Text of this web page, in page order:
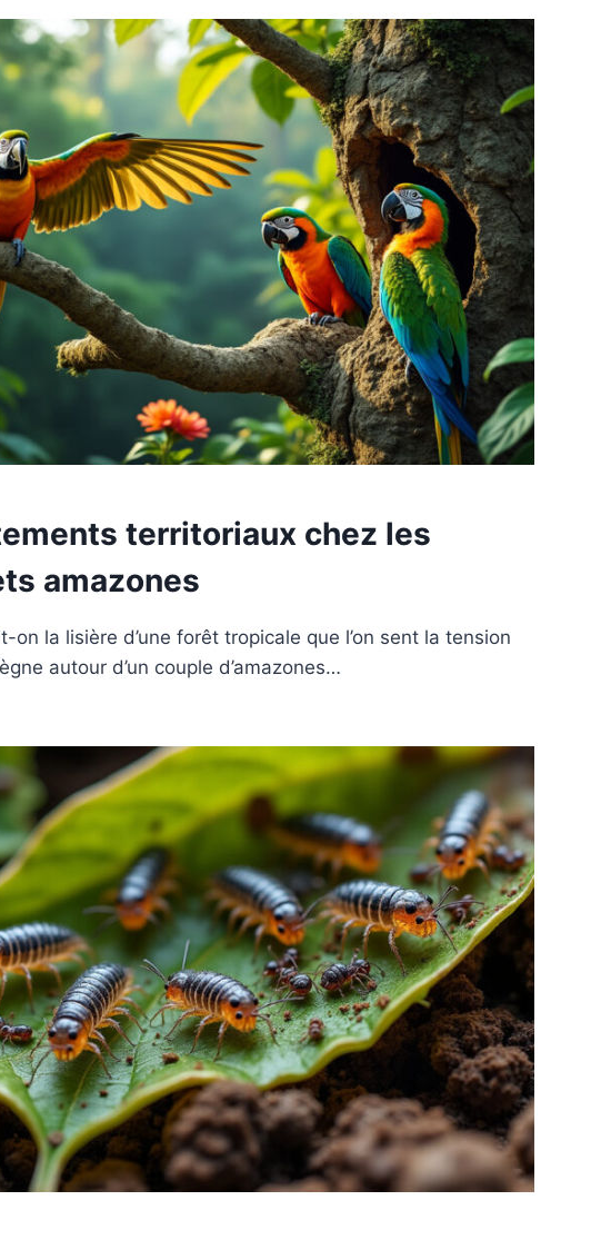
territoriaux chez les
amazones
on la lisière d’une forêt tropicale que l’on sent la tension
autour d’un couple d’amazones…